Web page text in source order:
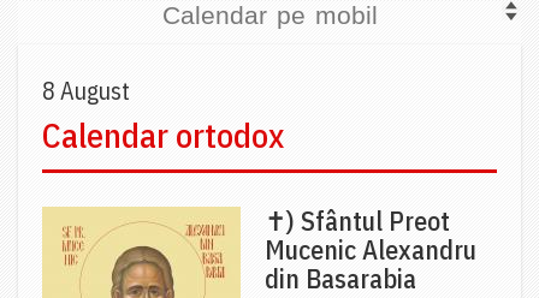
Calendar pe mobil
8 August
Calendar ortodox
✝) Sfântul Preot
Mucenic Alexandru
din Basarabia